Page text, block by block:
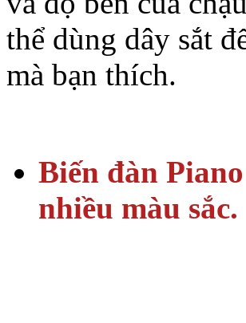
thể dùng dây sắt
mà bạn thích.
Biến đàn
nhiều màu sắc.